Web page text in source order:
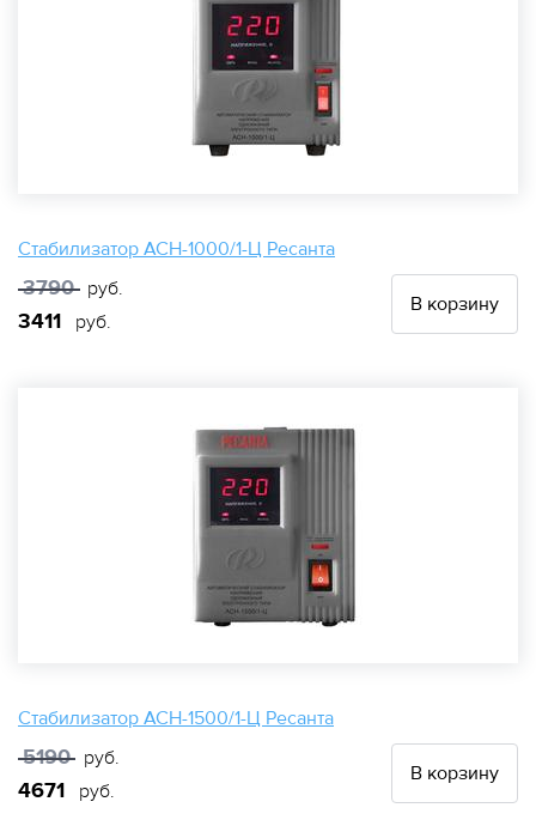
Стабилизатор АСН-1000/1-Ц Ресанта
3790 руб.
3411 руб.
В корзину
Стабилизатор АСН-1500/1-Ц Ресанта
5190 руб.
4671 руб.
В корзину